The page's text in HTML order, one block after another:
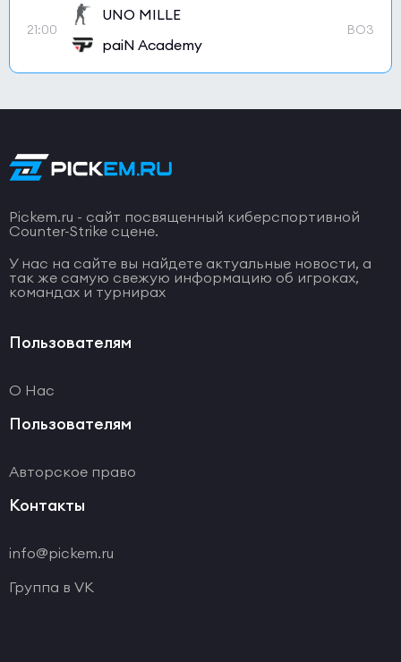
21:00
UNO MILLE
paiN Academy
BO3
Pickem.ru - сайт посвященный киберспортивной
Counter-Strike сцене.
У нас на сайте вы найдете актуальные новости, а
так же самую свежую информацию об игроках,
командах и турнирах
Пользователям
О Нас
Пользователям
Авторское право
Контакты
info@pickem.ru
Группа в VK